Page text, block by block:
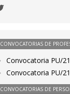
CONVOCATORIAS DE
Convocatoria PU/
Convocatoria PU/
CONVOCATORIAS DE